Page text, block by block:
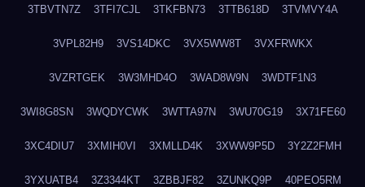
3TBVTN7Z 3TFI7CJL 3TKFBN73 3TTB618D 3TVMVY4A
3VPL82H9 3VS14DKC 3VX5WW8T 3VXFRWKX
3VZRTGEK 3W3MHD4O 3WAD8W9N 3WDTF1N3
3WI8G8SN 3WQDYCWK 3WTTA97N 3WU70G19 3X71FE60
3XC4DIU7 3XMIH0VI 3XMLLD4K 3XWW9P5D 3Y2Z2FMH
3YXUATB4 3Z3344KT 3ZBBJF82 3ZUNKQ9P 40PEO5RM